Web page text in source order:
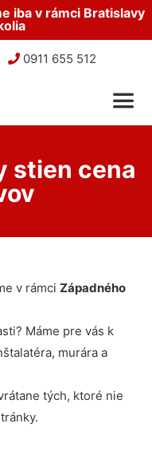
iba v rámci Bratislavy
0911 655 512
stien cena
v rámci Západného
Máme pre vás k
murára a
tých, ktoré nie